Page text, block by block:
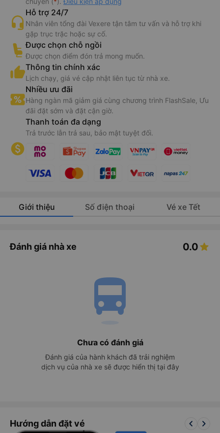
Hỗ trợ 24/7
Nhân viên tổng đài Vexere tận tâm tư vấn và hỗ trợ khi
gặp trục trặc hoặc sự cố.
Được chọn chỗ ngồi
Được chọn điểm đón trả mong muốn.
Thông tin chính xác
Lịch chạy, giá vé cập nhật liên tục từ nhà xe.
Nhiều ưu đãi
Hàng ngàn mã giảm giá cùng chương trình FlashSale, Ưu
đãi đặt sớm và đặt cận giờ.
Thanh toán đa dạng
Trả trước lẫn trả sau, bảo mật tuyệt đối.
Giới thiệu Số điện thoại Vé xe Tết
Đánh giá nhà xe 0.0
directions_bus
Chưa có đánh giá
Đánh giá của hành khách đã trải nghiệm
dịch vụ của nhà xe sẽ được hiển thị tại đây
Hướng dẫn đặt vé keyboard_arrow_left keyboard_arrow_right